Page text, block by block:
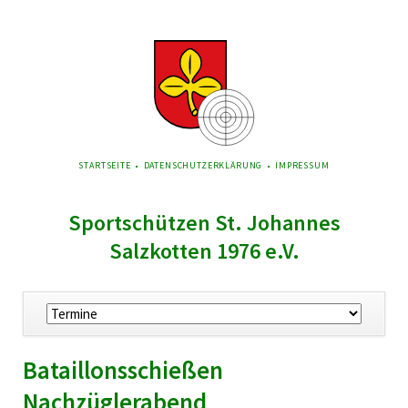
NAVIGATION
STARTSEITE DATENSCHUTZERKLÄRUNG IMPRESSUM
Sportschützen St. Johannes
Salzkotten 1976 e.V.
Navigation
überspringen
Bataillonsschießen